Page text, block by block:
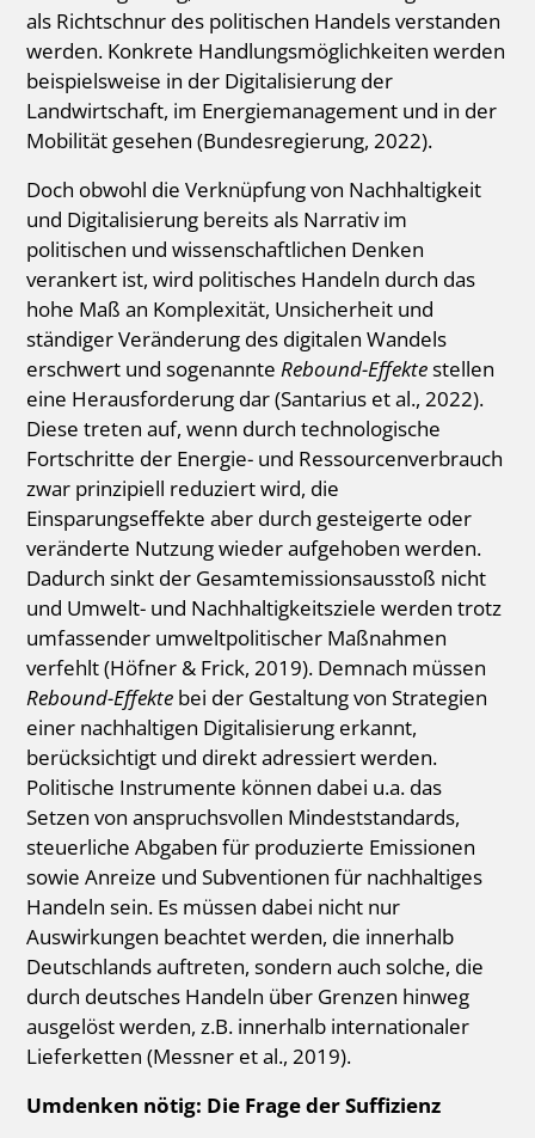
als Richtschnur des politischen Handels verstanden
werden. Konkrete Handlungsmöglichkeiten werden
beispielsweise in der Digitalisierung der
Landwirtschaft, im Energiemanagement und in der
Mobilität gesehen (Bundesregierung, 2022).
Doch obwohl die Verknüpfung von Nachhaltigkeit
und Digitalisierung bereits als Narrativ im
politischen und wissenschaftlichen Denken
verankert ist, wird politisches Handeln durch das
hohe Maß an Komplexität, Unsicherheit und
ständiger Veränderung des digitalen Wandels
erschwert und sogenannte Rebound-Effektestellen
eine Herausforderung dar (Santarius et al., 2022).
Diese treten auf, wenn durch technologische
Fortschritte der Energie- und Ressourcenverbrauch
zwar prinzipiell reduziert wird, die
Einsparungseffekte aber durch gesteigerte oder
veränderte Nutzung wieder aufgehoben werden.
Dadurch sinkt der Gesamtemissionsausstoß nicht
und Umwelt- und Nachhaltigkeitsziele werden trotz
umfassender umweltpolitischer Maßnahmen
verfehlt (Höfner & Frick, 2019). Demnach müssen
Rebound-Effekte bei der Gestaltung von Strategien
einer nachhaltigen Digitalisierung erkannt,
berücksichtigt und direkt adressiert werden.
Politische Instrumente können dabei u.a. das
Setzen von anspruchsvollen Mindeststandards,
steuerliche Abgaben für produzierte Emissionen
sowie Anreize und Subventionen für nachhaltiges
Handeln sein. Es müssen dabei nicht nur
Auswirkungen beachtet werden, die innerhalb
Deutschlands auftreten, sondern auch solche, die
durch deutsches Handeln über Grenzen hinweg
ausgelöst werden, z.B. innerhalb internationaler
Lieferketten (Messner et al., 2019).
Umdenken nötig: Die Frage der Suffizienz